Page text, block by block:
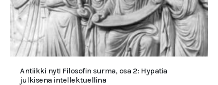
Antiikki nyt! Filosofin surma, osa 2: Hypatia
julkisena intellektuellina